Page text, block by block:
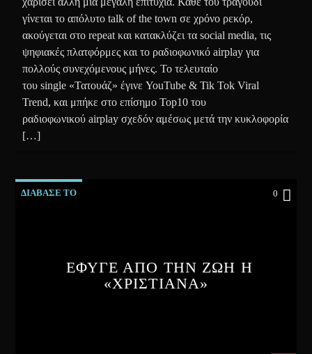
γίνεται το απόλυτο talk of the town σε χρόνο ρεκόρ,
ακούγεται στο repeat και κατακλύζει τα social media, τις
ψηφιακές πλατφόρμες και το ραδιοφωνικό airplay για
πολλούς συνεχόμενους μήνες. Το τελευταίο
του single «Τατουάζ» έγινε YouTube & Tik Tok Viral
Trend, και μπήκε στο επίσημο Top10 του
ραδιοφωνικού airplay σχεδόν αμέσως μετά την κυκλοφορία
[…]
ΔΙΑΒΑΣΕ ΤΟ 0
ΕΦΥΓΕ ΑΠΟ ΤΗΝ ΖΩΗ Η
«ΧΡΙΣΤΙΑΝΑ»